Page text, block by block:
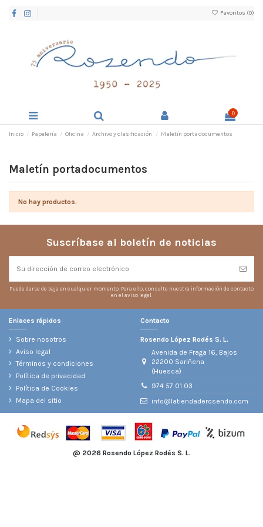
Favoritos (0)
0
Inicio Papelería Oficina Archivo y clasificación Maletín portadocumentos
Maletín portadocumentos
No hay productos.
Suscríbase al boletín de noticias
Puede darse de baja en cualquier momento. Para ello, consulte nuestra información de contacto
en el aviso legal.
Enlaces rápidos
Sobre nosotros
Aviso legal
Términos y condiciones
Política de privacidad
Política de Cookies
Mapa del sitio
Contacto
Rosendo López Rodés S. L.
Avenida de Fraga 16, Bajos
22200 Sariñena
(Huesca)
974 57 01 03
info@latiendaderosendo.com
@ 2026 Rosendo López Rodés S. L.